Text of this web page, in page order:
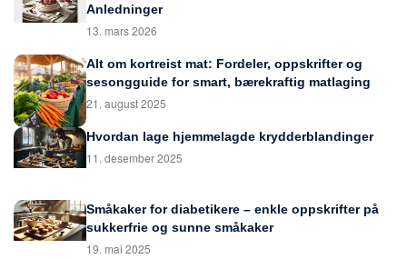
Anledninger
13. mars 2026
Alt om kortreist mat: Fordeler, oppskrifter og
sesongguide for smart, bærekraftig matlaging
21. august 2025
Hvordan lage hjemmelagde krydderblandinger
11. desember 2025
Småkaker for diabetikere – enkle oppskrifter på
sukkerfrie og sunne småkaker
19. mai 2025